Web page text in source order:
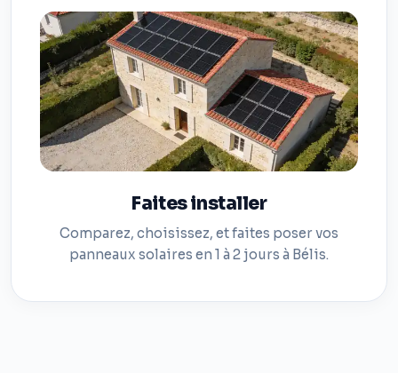
Faites installer
Comparez, choisissez, et faites poser vos
panneaux solaires en 1 à 2 jours à Bélis.